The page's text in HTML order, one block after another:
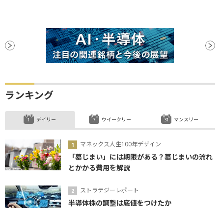
ランキング
デイリー
マネックス人生100年デザイン
「墓じまい」には期限がある？墓じまいの流れ
とかかる費用を解説
ストラテジーレポート
半導体株の調整は底値をつけたか
ウイークリー マンスリー